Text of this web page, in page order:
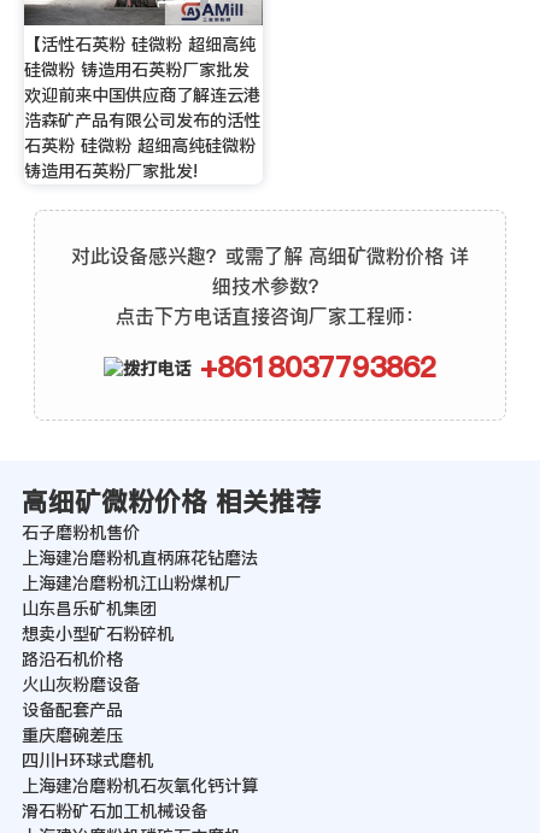
【活性石英粉 硅微粉 超细高纯
硅微粉 铸造用石英粉厂家批发
欢迎前来中国供应商了解连云港
浩森矿产品有限公司发布的活性
石英粉 硅微粉 超细高纯硅微粉
铸造用石英粉厂家批发!
对此设备感兴趣？或需了解 高细矿微粉价格 详
细技术参数？
点击下方电话直接咨询厂家工程师：
+8618037793862
高细矿微粉价格 相关推荐
石子磨粉机售价
上海建冶磨粉机直柄麻花钻磨法
上海建冶磨粉机江山粉煤机厂
山东昌乐矿机集团
想卖小型矿石粉碎机
路沿石机价格
火山灰粉磨设备
设备配套产品
重庆磨碗差压
四川H环球式磨机
上海建冶磨粉机石灰氧化钙计算
滑石粉矿石加工机械设备